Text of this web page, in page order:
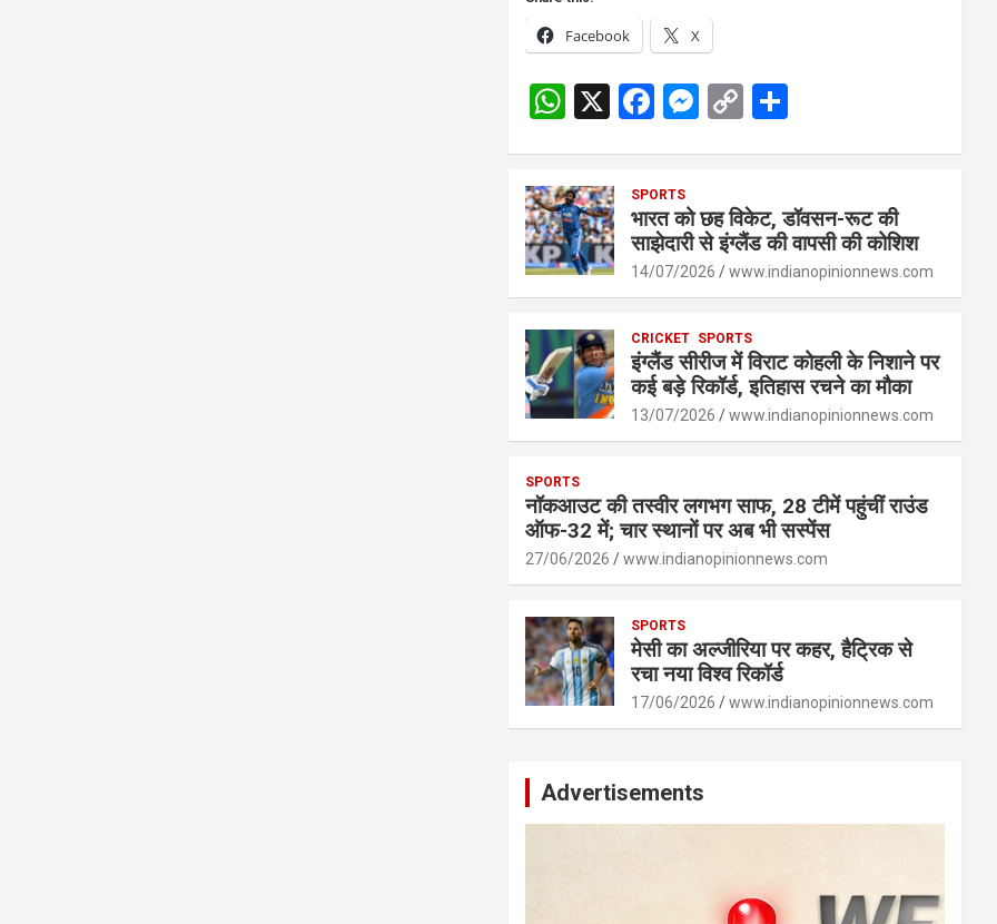
Facebook X
W
s
A
p
X
F
b
o
o
M
n
g
er
C
Li
n
k
e
SPORTS
भारत को छह विकेट, डॉवसन-रूट की
साझेदारी से इंग्लैंड की वापसी की कोशिश
14/07/2026 www.indianopinionnews.com
CRICKET SPORTS
इंग्लैंड सीरीज में विराट कोहली के निशाने पर
कई बड़े रिकॉर्ड, इतिहास रचने का मौका
13/07/2026 www.indianopinionnews.com
SPORTS
नॉकआउट की तस्वीर लगभग साफ, 28 टीमें पहुंचीं राउंड
ऑफ-32 में; चार स्थानों पर अब भी सस्पेंस
27/06/2026 www.indianopinionnews.com
SPORTS
मेसी का अल्जीरिया पर कहर, हैट्रिक से
रचा नया विश्व रिकॉर्ड
17/06/2026 www.indianopinionnews.com
Advertisements